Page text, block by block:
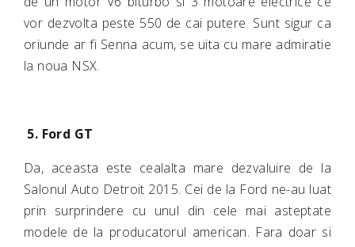
vor dezvolta peste 550 de cai putere. Sunt sigur ca
oriunde ar fi Senna acum, se uita cu mare admiratie
la noua NSX.
5. Ford GT
Da, aceasta este cealalta mare dezvaluire de la
Salonul Auto Detroit 2015. Cei de la Ford ne-au luat
prin surprindere cu unul din cele mai asteptate
modele de la producatorul american. Fara doar si